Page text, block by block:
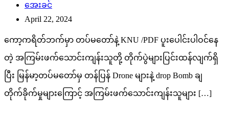
အေးခင်
April 22, 2024
ကော့ကရိတ်ဘက်မှာ တပ်မတော်နဲ့ KNU /PDF ပူးပေါင်းပါဝင်နေ
တဲ့ အကြမ်းဖက်သောင်းကျန်းသူတို့ တိုက်ပွဲများပြင်းထန်လျက်ရှိ
ပြီး မြန်မာ့တပ်မတော်မှ တန်ပြန် Drone များနဲ့ drop Bomb ချ
တိုက်ခိုက်မှုများကြောင့် အကြမ်းဖက်သောင်းကျန်းသူများ […]